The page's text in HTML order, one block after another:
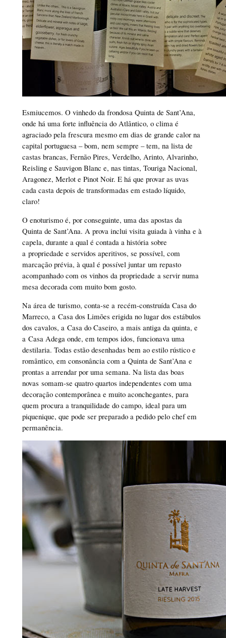
Esmiucemos. O vinhedo da frondosa Quinta de Sant’Ana,
onde há uma forte influência do Atlântico, o clima é
agraciado pela frescura mesmo em dias de grande calor na
capital portuguesa – bom, nem sempre – tem, na lista de
castas brancas, Fernão Pires, Verdelho, Arinto, Alvarinho,
Reisling e Sauvigon Blanc e, nas tintas, Touriga Nacional,
Aragonez, Merlot e Pinot Noir. E há que provar as uvas
cada casta depois de transformadas em estado líquido,
claro!
O enoturismo é, por conseguinte, uma das apostas da
Quinta de Sant’Ana. A prova inclui visita guiada à vinha e à
capela, durante a qual é contada a história sobre
a propriedade e servidos aperitivos, se possível, com
marcação prévia, à qual é possível juntar um repasto
acompanhado com os vinhos da propriedade a servir numa
mesa decorada com muito bom gosto.
Na área de turismo, conta-se a recém-construída Casa do
Marreco, a Casa dos Limões erigida no lugar dos estábulos
dos cavalos, a Casa do Caseiro, a mais antiga da quinta, e
a Casa Adega onde, em tempos idos, funcionava uma
destilaria. Todas estão desenhadas bem ao estilo rústico e
romântico, em consonância com a Quinta de Sant’Ana e
prontas a arrendar por uma semana. Na lista das boas
novas somam-se quatro quartos independentes com uma
decoração contemporânea e muito aconchegantes, para
quem procura a tranquilidade do campo, ideal para um
piquenique, que pode ser preparado a pedido pelo chef em
permanência.